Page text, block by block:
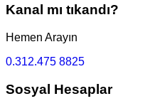
Kanal mı tıkandı?
Hemen Arayın
0.312.475 8825
Sosyal Hesaplar